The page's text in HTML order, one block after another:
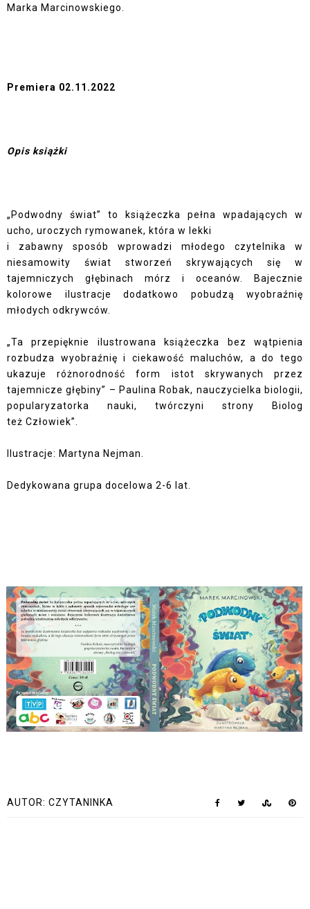
Marka Marcinowskiego.
Premiera 02.11.2022
Opis książki
„Podwodny świat” to książeczka pełna wpadających w
ucho, uroczych rymowanek, która w lekki
i zabawny sposób wprowadzi młodego czytelnika w
niesamowity świat stworzeń skrywających się w
tajemniczych głębinach mórz i oceanów. Bajecznie
kolorowe ilustracje dodatkowo pobudzą wyobraźnię
młodych odkrywców.
„Ta przepięknie ilustrowana książeczka bez wątpienia
rozbudza wyobraźnię i ciekawość maluchów, a do tego
ukazuje różnorodność form istot skrywanych przez
tajemnicze głębiny” – Paulina Robak, nauczycielka biologii,
popularyzatorka nauki, twórczyni strony Biolog
też Człowiek”.
Ilustracje: Martyna Nejman.
Dedykowana grupa docelowa 2-6 lat.
AUTOR: CZYTANINKA